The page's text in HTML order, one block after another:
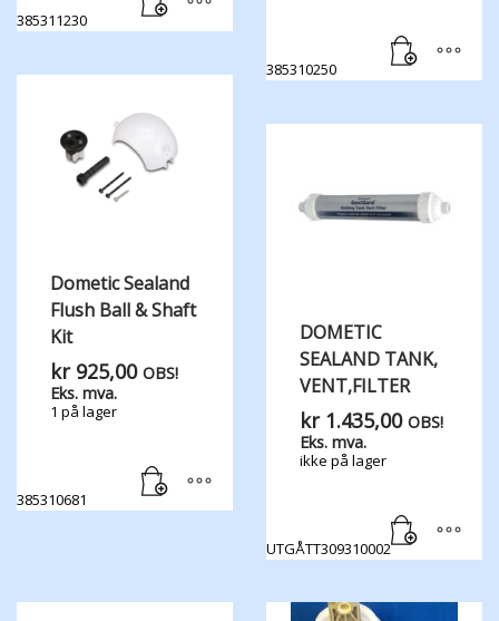
385311230
385310250
Dometic Sealand
Flush Ball & Shaft
Kit
kr925,00 OBS!
Eks. mva.
1 på lager
385310681
DOMETIC
SEALAND TANK,​
VENT,​FILTER
kr1.435,00 OBS!
Eks. mva.
ikke på lager
UTGÅTT309310002